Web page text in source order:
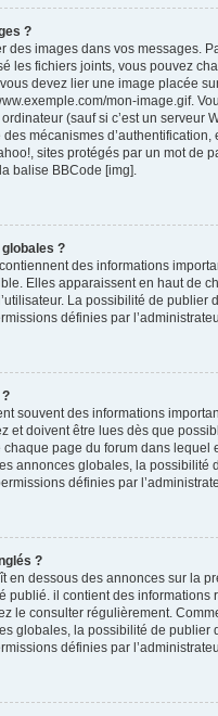
?
des images dans vos messages.
les fichiers joints, vous pouvez
devez lier une image placée
mon-image.gif.
(sauf si c’est un serveur
mécanismes d’authentification,
sites protégés par un mot de
balise BBCode [img].
?
des informations
Elles apparaissent en haut de
La possibilité de publier
définies par
souvent des informations
et doivent être lues dès que
page du forum dans lequel
annonces globales, la possibilité
définies par
?
en dessous des annonces sur la
publié. il contient des informations
le consulter régulièrement.
globales, la possibilité de publier
définies par